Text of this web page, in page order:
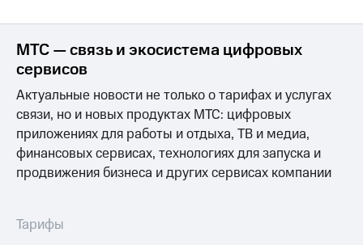
МТС — связь и экосистема цифровых
сервисов
Актуальные новости не только о тарифах и услугах
связи, но и новых продуктах МТС: цифровых
приложениях для работы и отдыха, ТВ и медиа,
финансовых сервисах, технологиях для запуска и
продвижения бизнеса и других сервисах компании
Тарифы